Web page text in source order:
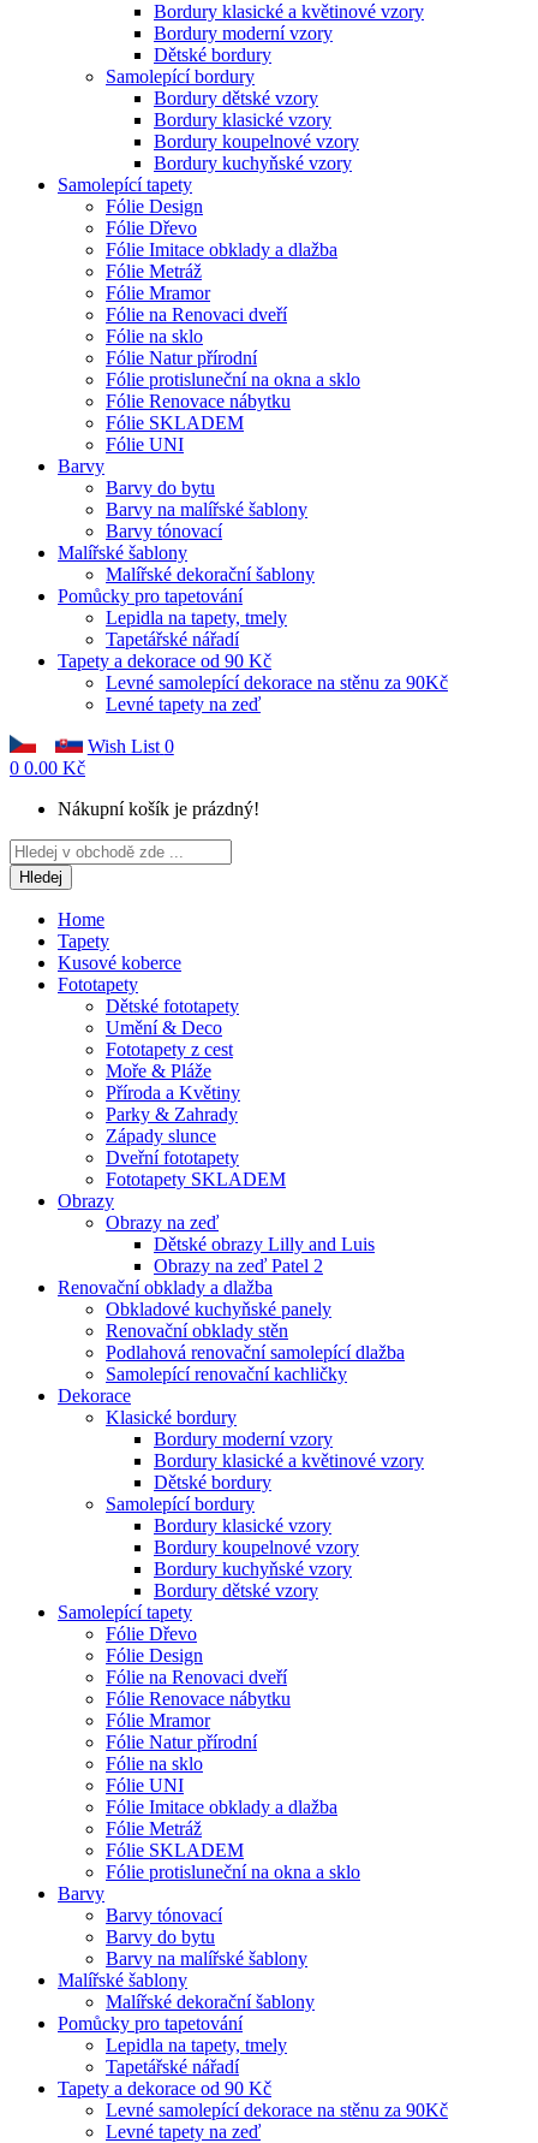
Bordury klasické a květinové vzory
Bordury moderní vzory
Dětské bordury
Samolepící bordury
Bordury dětské vzory
Bordury klasické vzory
Bordury koupelnové vzory
Bordury kuchyňské vzory
Samolepící tapety
Fólie Design
Fólie Dřevo
Fólie Imitace obklady a dlažba
Fólie Metráž
Fólie Mramor
Fólie na Renovaci dveří
Fólie na sklo
Fólie Natur přírodní
Fólie protisluneční na okna a sklo
Fólie Renovace nábytku
Fólie SKLADEM
Fólie UNI
Barvy
Barvy do bytu
Barvy na malířské šablony
Barvy tónovací
Malířské šablony
Malířské dekorační šablony
Pomůcky pro tapetování
Lepidla na tapety, tmely
Tapetářské nářadí
Tapety a dekorace od 90 Kč
Levné samolepící dekorace na stěnu za 90Kč
Levné tapety na zeď
Wish List 0
0 0.00 Kč
Nákupní košík je prázdný!
Hledej
Home
Tapety
Kusové koberce
Fototapety
Dětské fototapety
Umění & Deco
Fototapety z cest
Moře & Pláže
Příroda a Květiny
Parky & Zahrady
Západy slunce
Dveřní fototapety
Fototapety SKLADEM
Obrazy
Obrazy na zeď
Dětské obrazy Lilly and Luis
Obrazy na zeď Patel 2
Renovační obklady a dlažba
Obkladové kuchyňské panely
Renovační obklady stěn
Podlahová renovační samolepící dlažba
Samolepící renovační kachličky
Dekorace
Klasické bordury
Bordury moderní vzory
Bordury klasické a květinové vzory
Dětské bordury
Samolepící bordury
Bordury klasické vzory
Bordury koupelnové vzory
Bordury kuchyňské vzory
Bordury dětské vzory
Samolepící tapety
Fólie Dřevo
Fólie Design
Fólie na Renovaci dveří
Fólie Renovace nábytku
Fólie Mramor
Fólie Natur přírodní
Fólie na sklo
Fólie UNI
Fólie Imitace obklady a dlažba
Fólie Metráž
Fólie SKLADEM
Fólie protisluneční na okna a sklo
Barvy
Barvy tónovací
Barvy do bytu
Barvy na malířské šablony
Malířské šablony
Malířské dekorační šablony
Pomůcky pro tapetování
Lepidla na tapety, tmely
Tapetářské nářadí
Tapety a dekorace od 90 Kč
Levné samolepící dekorace na stěnu za 90Kč
Levné tapety na zeď